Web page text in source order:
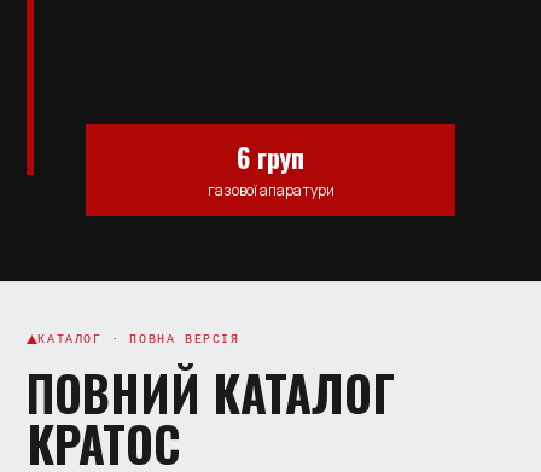
6 груп
газової апаратури
КАТАЛОГ · ПОВНА ВЕРСІЯ
ПОВНИЙ КАТАЛОГ
КРАТОС